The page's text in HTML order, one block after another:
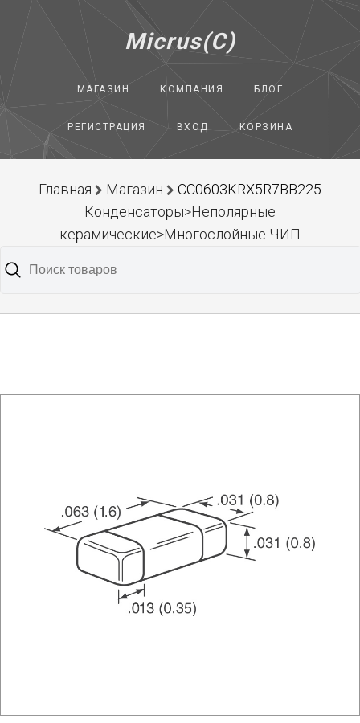
Micrus(C)
МАГАЗИН КОМПАНИЯ БЛОГ
РЕГИСТРАЦИЯ ВХОД КОРЗИНА
Главная Магазин
CC0603KRX5R7BB225
Конденсаторы>Неполярные
керамические>Многослойные ЧИП